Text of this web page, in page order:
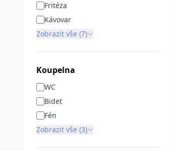
Fritéza
Kávovar
Zobrazit vše (7)
Koupelna
WC
Bidet
Fén
Zobrazit vše (3)